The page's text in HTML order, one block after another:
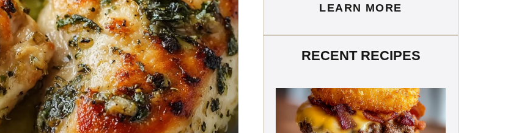
LEARN MORE
RECENT RECIPES